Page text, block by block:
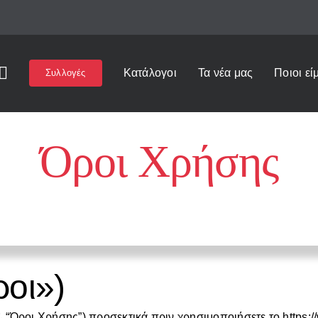
Συλλογές Κατάλογοι Τα νέα μας Ποιοι
Όροι Χρήσης